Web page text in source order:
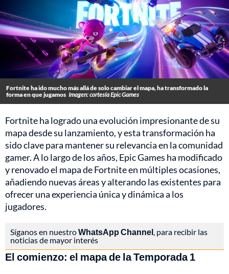
Fortnite ha ido mucho más allá de solo cambiar el mapa, ha transformado la
forma en que jugamos Imagen: cortesía Epic Games
Fortnite ha logrado una evolución impresionante de su
mapa desde su lanzamiento, y esta transformación ha
sido clave para mantener su relevancia en la comunidad
gamer. A lo largo de los años, Epic Games ha modificado
y renovado el mapa de Fortnite en múltiples ocasiones,
añadiendo nuevas áreas y alterando las existentes para
ofrecer una experiencia única y dinámica a los
jugadores.
Síganos en nuestroWhatsApp Channel, para recibir las
noticias de mayor interés
El comienzo: el mapa de la Temporada 1